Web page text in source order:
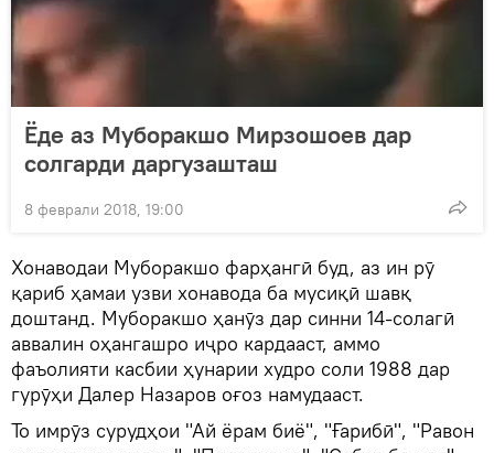
Ёде аз Муборакшо Мирзошоев дар
солгарди даргузашташ
8 феврали 2018, 19:00
Хонаводаи Муборакшо фарҳангӣ буд, аз ин рӯ
қариб ҳамаи узви хонавода ба мусиқӣ шавқ
доштанд. Муборакшо ҳанӯз дар синни 14-солагӣ
аввалин оҳангашро иҷро кардааст, аммо
фаъолияти касбии ҳунарии худро соли 1988 дар
гурӯҳи Далер Назаров оғоз намудааст.
То имрӯз сурудҳои "Ай ёрам биё", "Ғарибӣ", "Равон